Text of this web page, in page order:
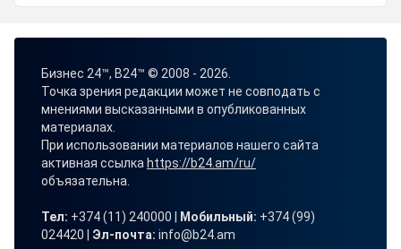
Бизнес 24™, B24™ © 2008 - 2026.
Точка зрения редакции может не совподать с
мнениями высказанными в опубликованных
материалах.
При использовании материалов нашего сайта
активная ссылка https://b24.am/ru/
объязательна.
Тел: +374 (11) 240000 | Мобильный: +374 (99)
024420 | Эл-почта: info@b24.am